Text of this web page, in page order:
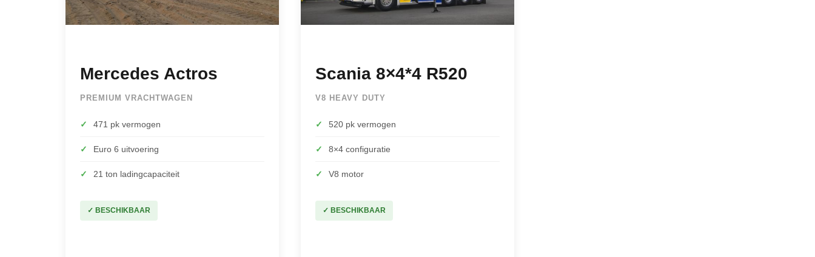
Mercedes Actros
PREMIUM VRACHTWAGEN
✓ 471 pk vermogen
✓ Euro 6 uitvoering
✓ 21 ton ladingcapaciteit
✓ BESCHIKBAAR
Scania 8×4*4 R520
V8 HEAVY DUTY
✓ 520 pk vermogen
✓ 8×4 configuratie
✓ V8 motor
✓ BESCHIKBAAR